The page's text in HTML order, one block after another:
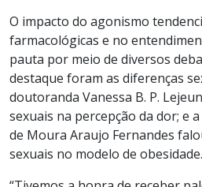
O impacto do agonismo
farmacológicas e no
pauta por meio de diversos
destaque foram as diferenças
doutoranda Vanessa B. P.
sexuais na percepção da dor; e
de Moura Araujo Fernandes
sexuais no modelo de obesidade.